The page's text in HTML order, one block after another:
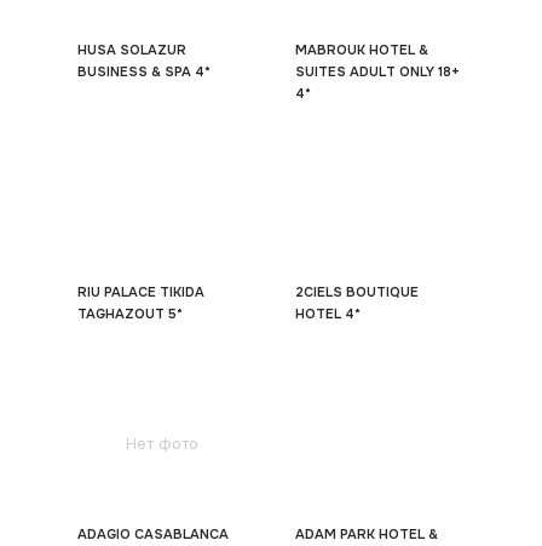
HUSA SOLAZUR
BUSINESS & SPA 4*
MABROUK HOTEL &
SUITES ADULT ONLY 18+
4*
RIU PALACE TIKIDA
TAGHAZOUT 5*
2CIELS BOUTIQUE
HOTEL 4*
Нет фото
ADAGIO CASABLANCA
ADAM PARK HOTEL &